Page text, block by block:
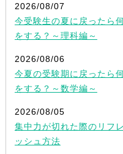
2026/08/07
今受験生の夏に戻ったら
をする？～理科編～
2026/08/06
今夏の受験期に戻ったら
をする？～数学編～
2026/08/05
集中力が切れた際のリフレ
ッシュ方法